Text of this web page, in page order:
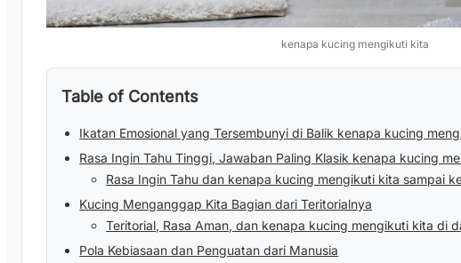
kenapa kucing mengikuti kita
Table of Contents
Ikatan Emosional yang Tersembunyi di Balik kenapa kucing
Rasa Ingin Tahu Tinggi, Jawaban Paling Klasik kenapa kucing
Rasa Ingin Tahu dan kenapa kucing mengikuti kita sampai
Kucing Menganggap Kita Bagian dari Teritorialnya
Teritorial, Rasa Aman, dan kenapa kucing mengikuti kita di
Pola Kebiasaan dan Penguatan dari Manusia